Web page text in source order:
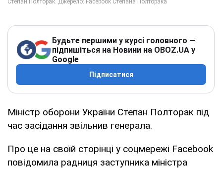
Будьте першими у курсі головного —
підпишіться на Новини на OBOZ.UA у
Google
Підписатися
Міністр оборони України Степан Полторак під
час засідання звільнив генерала.
Про це на своїй сторінці у соцмережі Facebook
повідомила радниця заступника міністра